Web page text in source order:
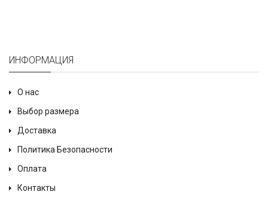
ИНФОРМАЦИЯ
О нас
Выбор размера
Доставка
Политика Безопасности
Оплата
Контакты